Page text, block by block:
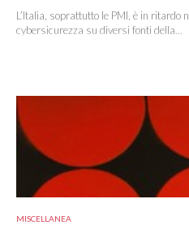
L’Italia, soprattutto le PMI, è in ritardo
cybersicurezza su diversi fonti della...
MISCELLANEA